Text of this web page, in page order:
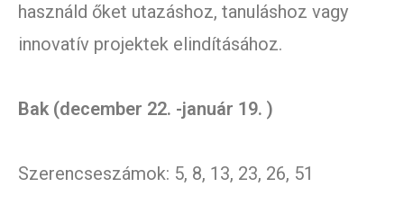
használd őket utazáshoz, tanuláshoz vagy
innovatív projektek elindításához.
Bak (december 22. -január 19. )
Szerencseszámok: 5, 8, 13, 23, 26, 51